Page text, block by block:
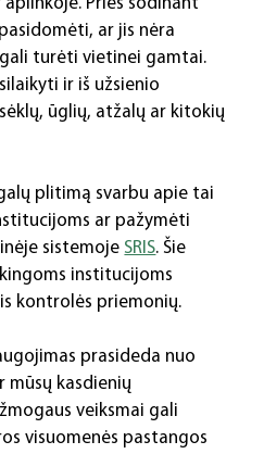
ar jis nėra
turėti vietinei gamtai.
ir iš užsienio
ūglių, atžalų ar kitokių
plitimą svarbu apie tai
ar pažymėti
sistemoje SRIS. Šie
institucijoms
kontrolės priemonių.
prasideda nuo
mūsų kasdienių
veiksmai gali
visuomenės pastangos